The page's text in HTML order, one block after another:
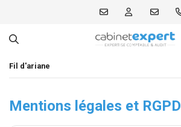
Notre cabinet
Qui sommes-nous ?
Nos expertises
Fil d'ariane
Mentions légales et RGPD